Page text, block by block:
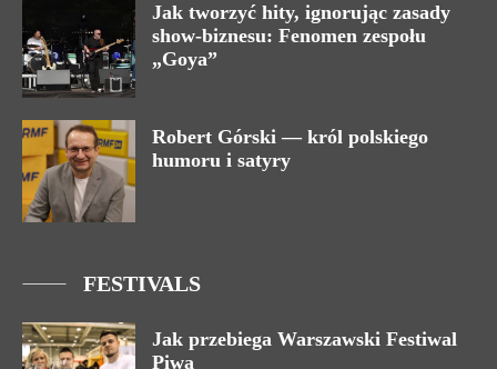
Jak tworzyć hity, ignorując zasady
show-biznesu: Fenomen zespołu
„Goya”
Robert Górski — król polskiego
humoru i satyry
FESTIVALS
Jak przebiega Warszawski Festiwal
Piwa